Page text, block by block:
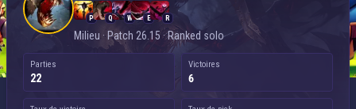
P Q W E R
Milieu · Patch 26.15 · Ranked solo
Parties
22
Victoires
6